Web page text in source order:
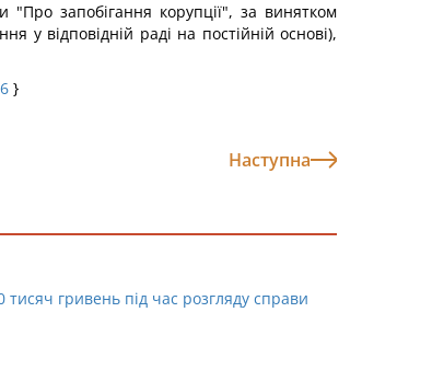
"Про запобігання корупції", за винятком
у відповідній раді на постійній основі),
}
Наступна
тисяч гривень під час розгляду справи